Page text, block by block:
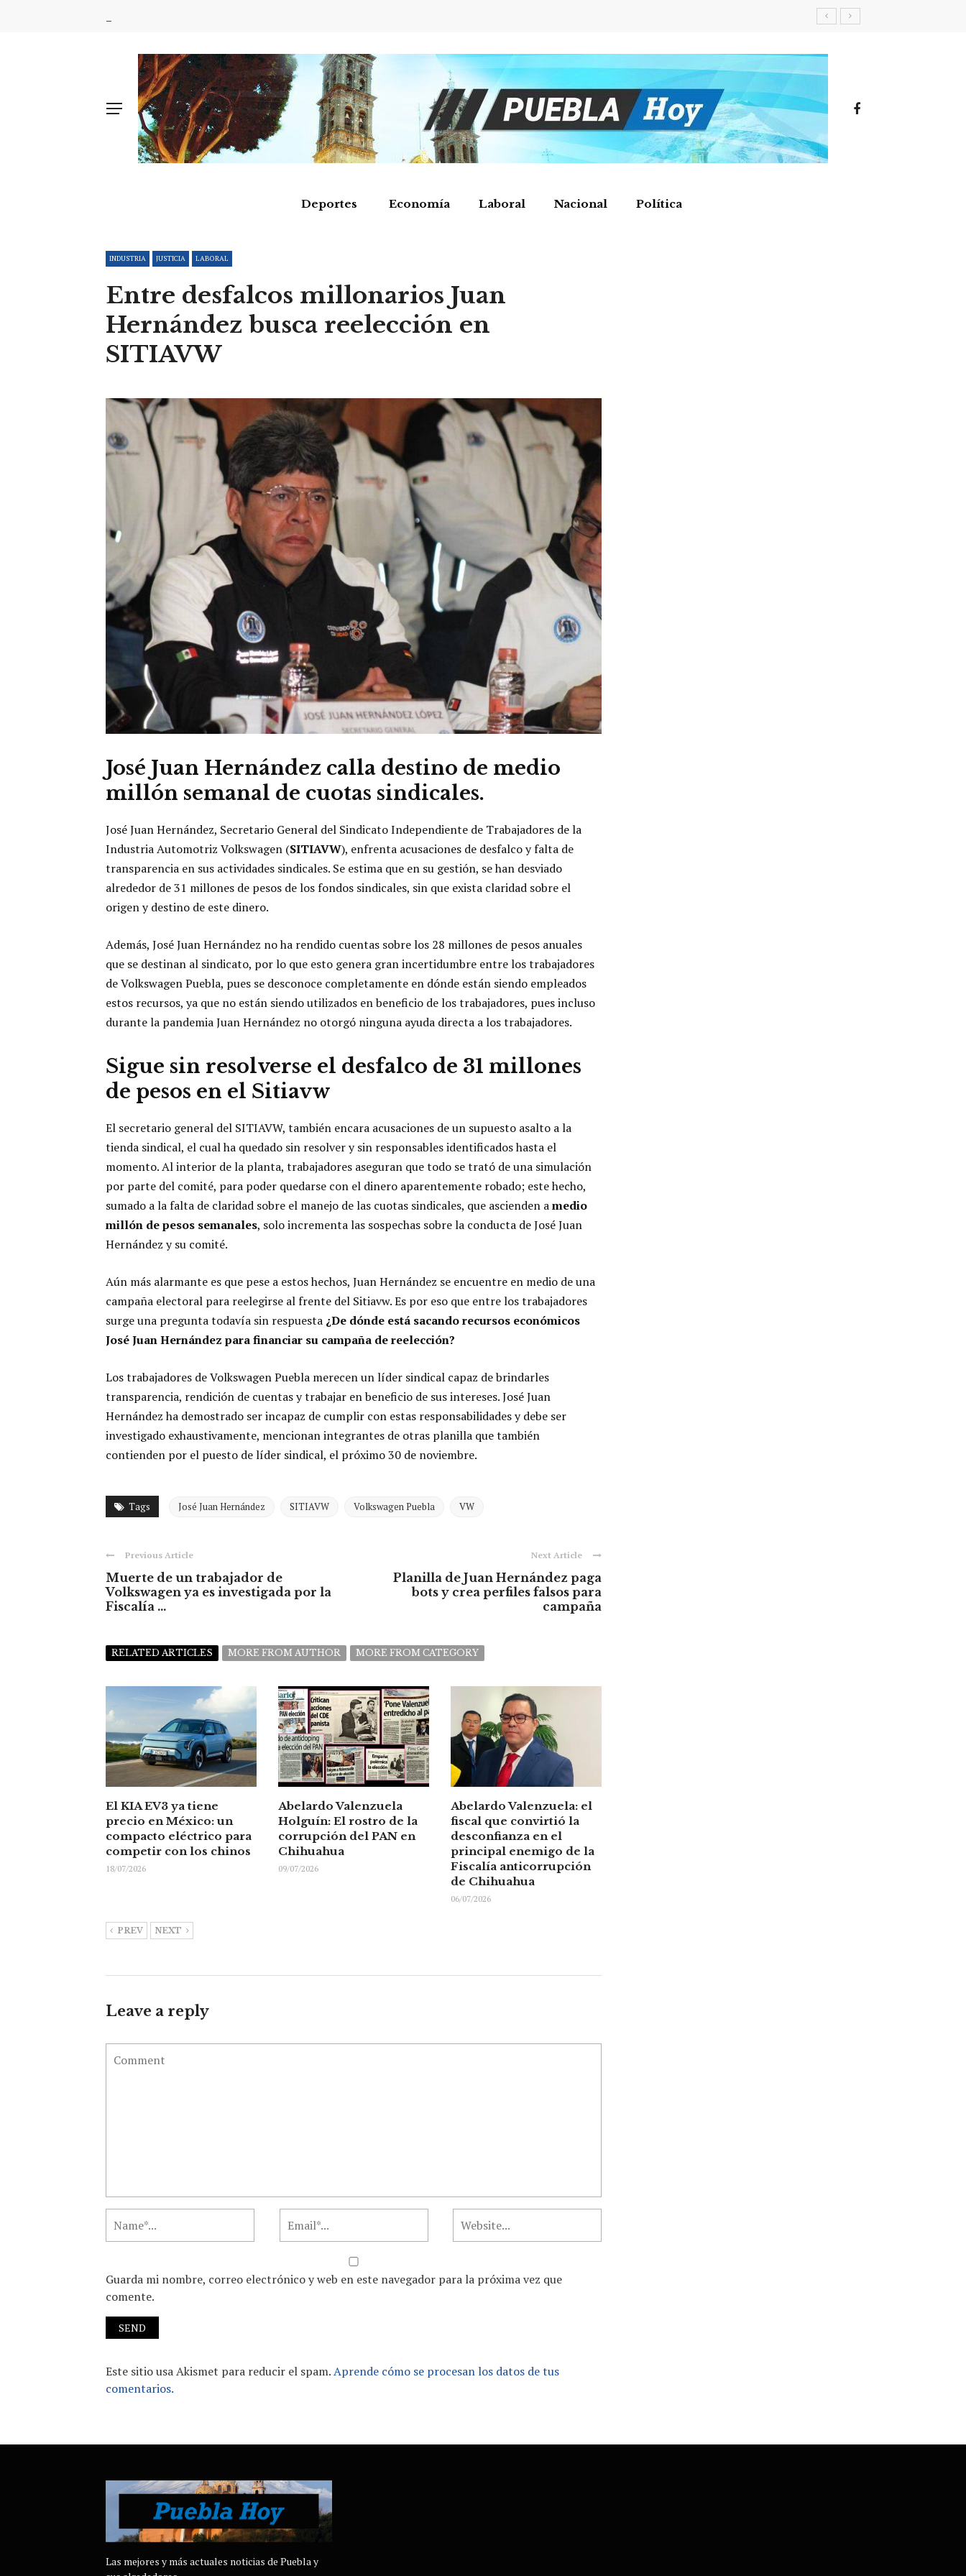
Deportes Economía Laboral Nacional Política
INDUSTRIA JUSTICIA LABORAL
Entre desfalcos millonarios Juan
Hernández busca reelección en
SITIAVW
José Juan Hernández calla destino de medio
millón semanal de cuotas sindicales.
José Juan Hernández, Secretario General del Sindicato Independiente de Trabajadores de la
Industria Automotriz Volkswagen (SITIAVW), enfrenta acusaciones de desfalco y falta de
transparencia en sus actividades sindicales. Se estima que en su gestión, se han desviado
alrededor de 31 millones de pesos de los fondos sindicales, sin que exista claridad sobre el
origen y destino de este dinero.
Además, José Juan Hernández no ha rendido cuentas sobre los 28 millones de pesos anuales
que se destinan al sindicato, por lo que esto genera gran incertidumbre entre los trabajadores
de Volkswagen Puebla, pues se desconoce completamente en dónde están siendo empleados
estos recursos, ya que no están siendo utilizados en beneficio de los trabajadores, pues incluso
durante la pandemia Juan Hernández no otorgó ninguna ayuda directa a los trabajadores.
Sigue sin resolverse el desfalco de 31 millones
de pesos en el Sitiavw
El secretario general del SITIAVW, también encara acusaciones de un supuesto asalto a la
tienda sindical, el cual ha quedado sin resolver y sin responsables identificados hasta el
momento. Al interior de la planta, trabajadores aseguran que todo se trató de una simulación
por parte del comité, para poder quedarse con el dinero aparentemente robado; este hecho,
sumado a la falta de claridad sobre el manejo de las cuotas sindicales, que ascienden amedio
millón de pesos semanales, solo incrementa las sospechas sobre la conducta de José Juan
Hernández y su comité.
Aún más alarmante es que pese a estos hechos, Juan Hernández se encuentre en medio de una
campaña electoral para reelegirse al frente del Sitiavw. Es por eso que entre los trabajadores
surge una pregunta todavía sin respuesta ¿De dónde está sacando recursos económicos
José Juan Hernández para financiar su campaña de reelección?
Los trabajadores de Volkswagen Puebla merecen un líder sindical capaz de brindarles
transparencia, rendición de cuentas y trabajar en beneficio de sus intereses. José Juan
Hernández ha demostrado ser incapaz de cumplir con estas responsabilidades y debe ser
investigado exhaustivamente, mencionan integrantes de otras planilla que también
contienden por el puesto de líder sindical, el próximo 30 de noviembre.
Tags José Juan Hernández SITIAVW Volkswagen Puebla VW
Previous Article
Muerte de un trabajador de
Volkswagen ya es investigada por la
Fiscalía ...
Next Article
Planilla de Juan Hernández paga
bots y crea perfiles falsos para
campaña
RELATED ARTICLES MORE FROM AUTHOR MORE FROM CATEGORY
El KIA EV3 ya tiene
precio en México: un
compacto eléctrico para
competir con los chinos
18/07/2026
Abelardo Valenzuela
Holguín: El rostro de la
corrupción del PAN en
Chihuahua
09/07/2026
Abelardo Valenzuela: el
fiscal que convirtió la
desconfianza en el
principal enemigo de la
Fiscalía anticorrupción
de Chihuahua
06/07/2026
PREV NEXT
Leave a reply
Guarda mi nombre, correo electrónico y web en este navegador para la próxima vez que
comente.
Este sitio usa Akismet para reducir el spam.Aprende cómo se procesan los datos de tus
comentarios.
Las mejores y más actuales noticias de Puebla y